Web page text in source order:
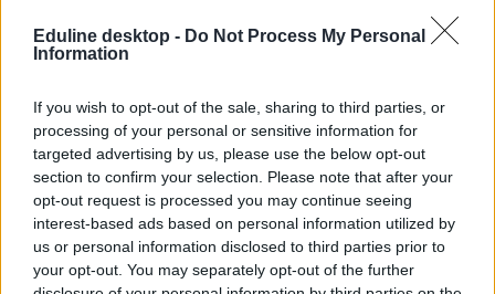
Eduline desktop - Do Not Process My Personal
Information
If you wish to opt-out of the sale, sharing to third parties, or
processing of your personal or sensitive information for
targeted advertising by us, please use the below opt-out
section to confirm your selection. Please note that after your
opt-out request is processed you may continue seeing
interest-based ads based on personal information utilized by
us or personal information disclosed to third parties prior to
your opt-out. You may separately opt-out of the further
Egyetemre készültök? Ezek voltak a ponthatárok a 2023-as
felvételiben